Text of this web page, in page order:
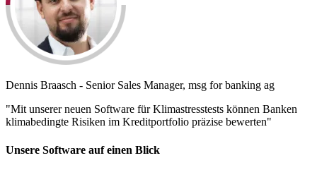
Dennis Braasch - Senior Sales Manager, msg for banking ag
"Mit unserer neuen Software für Klimastresstests können Banken
klimabedingte Risiken im Kreditportfolio präzise bewerten"
Unsere Software auf einen Blick